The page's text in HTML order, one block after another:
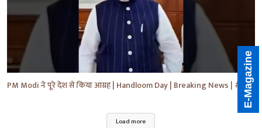
PM Modi ने पूरे देश से किया आग्रह | Handloom Day | Breaking News | #shorts #yt #news #ytnews
Load more
E-Magazine